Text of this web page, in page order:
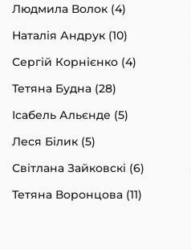
Людмила Волок (4)
Наталія Андрук (10)
Сергій Корнієнко (4)
Тетяна Будна (28)
Ісабель Альєнде (5)
Леся Білик (5)
Світлана Зайковскі (6)
Тетяна Воронцова (11)